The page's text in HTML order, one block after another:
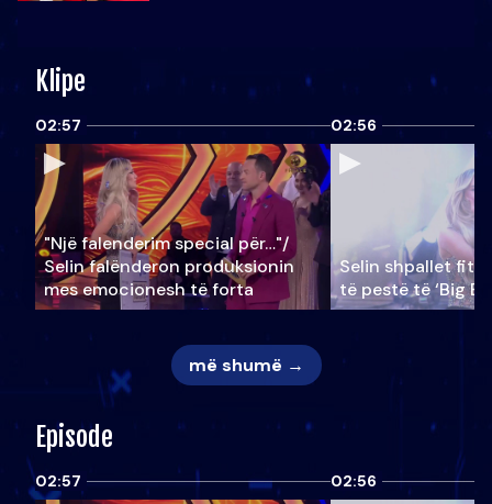
Klipe
02:57
"Një falenderim special për…"/
Selin falënderon produksionin
mes emocionesh të forta
02:56
Selin shpallet
të pestë të ‘Big
më shumë →
Episode
02:57 02:56